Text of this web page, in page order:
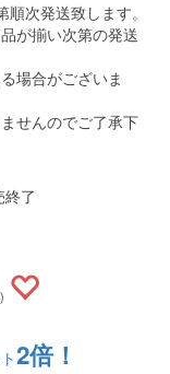
次発送致します。
が揃い次第の発送
場合がございま
せんのでご了承下
了
2倍！